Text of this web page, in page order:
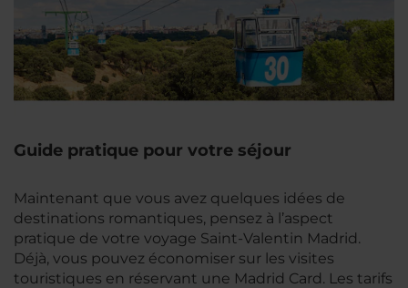
Guide pratique pour votre séjour
Maintenant que vous avez quelques idées de
destinations romantiques, pensez à l’aspect
pratique de votre voyage Saint-Valentin Madrid.
Déjà, vous pouvez économiser sur les visites
touristiques en réservant une Madrid Card. Les tarifs